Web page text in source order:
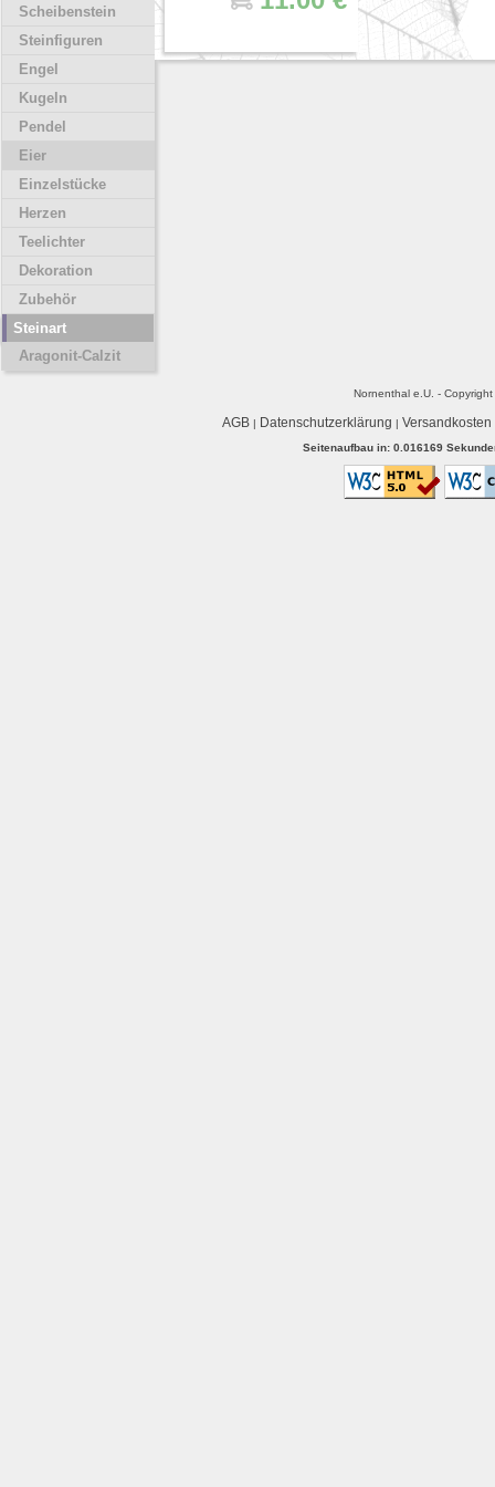
Scheibenstein
Steinfiguren
Engel
Kugeln
Pendel
Eier
Einzelstücke
Herzen
Teelichter
Dekoration
Zubehör
Steinart
Aragonit-Calzit
Nornenthal e.U. -
AGB| Datenschutzerklärung | Versandkosten
Seitenaufbau in: 0.016169